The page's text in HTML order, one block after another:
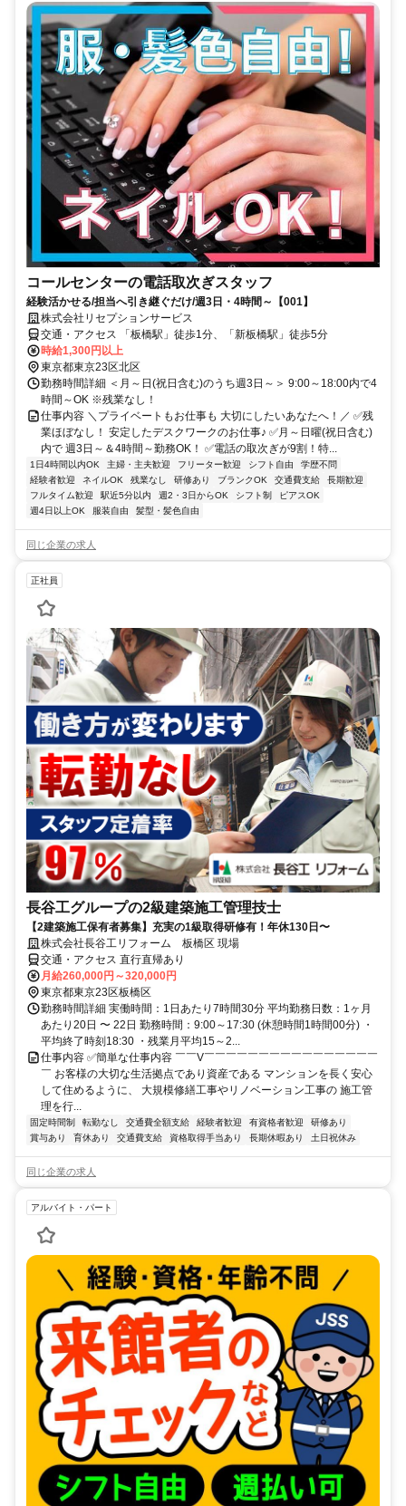
コールセンターの電話取次ぎスタッフ
経験活かせる/担当へ引き継ぐだけ/週3日・4時間～【001】
株式会社リセプションサービス
交通・アクセス 「板橋駅」徒歩1分、「新板橋駅」徒歩5分
時給1,300円以上
東京都東京23区北区
勤務時間詳細 ＜月～日(祝日含む)のうち週3日～＞ 9:00～18:00内で4
時間～OK ※残業なし！
仕事内容 ＼プライベートもお仕事も 大切にしたいあなたへ！／ ✅残
業ほぼなし！ 安定したデスクワークのお仕事♪ ✅月～日曜(祝日含む)
内で 週3日～＆4時間～勤務OK！ ✅電話の取次ぎが9割！特...
1日4時間以内OK 主婦・主夫歓迎 フリーター歓迎 シフト自由
学歴不問
経験者歓迎
ネイルOK 残業なし 研修あり ブランクOK 交通費支給
長期歓迎
フルタイム歓迎
駅近5分以内 週2・3日からOK シフト制
ピアスOK
週4日以上OK
服装自由 髪型・髪色自由
同じ企業の求人
正社員
長谷工グループの2級建築施工管理技士
【2建築施工保有者募集】充実の1級取得研修有！年休130日〜
株式会社長谷工リフォーム 板橋区 現場
交通・アクセス 直行直帰あり
月給260,000円～320,000円
東京都東京23区板橋区
勤務時間詳細 実働時間：1日あたり7時間30分 平均勤務日数：1ヶ月
あたり20日 〜 22日 勤務時間：9:00～17:30 (休憩時間1時間00分) ・
平均終了時刻18:30 ・残業月平均15～2...
仕事内容 ✅簡単な仕事内容 ￣￣V￣￣￣￣￣￣￣￣￣￣￣￣￣￣￣￣
￣ お客様の大切な生活拠点であり資産である マンションを長く安心
して住めるように、 大規模修繕工事やリノベーション工事の 施工管
理を行...
固定時間制 転勤なし 交通費全額支給 経験者歓迎 有資格者歓迎
研修あり
賞与あり
育休あり 交通費支給 資格取得手当あり 長期休暇あり 土日祝休み
同じ企業の求人
アルバイト・パート